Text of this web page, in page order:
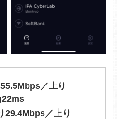
／上り
29.4Mbps／上り